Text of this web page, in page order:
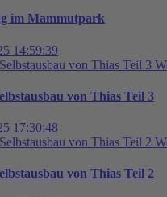
im Mammutpark
14:59:39
von Thias Teil 3
17:30:48
von Thias Teil 2